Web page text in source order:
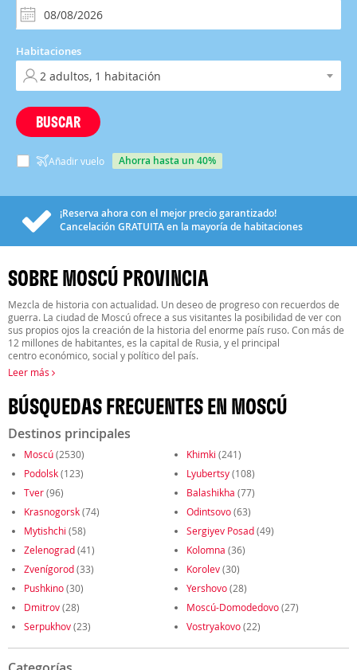
Habitaciones
BUSCAR
Añadir vuelo ahorra hasta un 40%
¡Reserva ahora con el mejor precio garantizado!
Cancelación GRATUITAen la mayoría de habitaciones
SOBRE MOSCÚ PROVINCIA
Mezcla de historia con actualidad. Un deseo de progreso con recuerdos de
guerra. La ciudad de Moscú ofrece a sus visitantes la posibilidad de ver con
sus propios ojos la creación de la historia del enorme país ruso. Con más de
12 millones de habitantes, es la capital de Rusia, y el principal
centro económico, social y político del país.
Leer más
BÚSQUEDAS FRECUENTES EN MOSCÚ
Destinos principales
Moscú(2530) Khimki (241)
Podolsk(123) Lyubertsy(108)
Tver(96) Balashikha (77)
Krasnogorsk(74) Odintsovo(63)
Mytishchi (58) Sergiyev Posad(49)
Zelenograd(41) Kolomna (36)
Zvenígorod(33) Korolev(30)
Pushkino(30) Yershovo(28)
Dmitrov(28) Moscú-Domodedovo(27)
Serpukhov(23) Vostryakovo(22)